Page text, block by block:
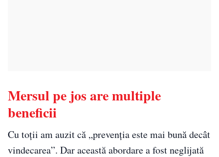
Mersul pe jos are multiple
beneficii
Cu toții am auzit că „prevenția este mai bună decât
vindecarea”. Dar această abordare a fost neglijată